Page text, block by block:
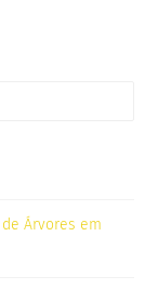
Árvores em